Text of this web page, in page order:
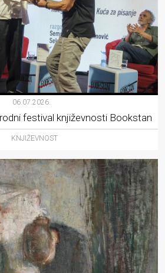
06.07.2026.
festival književnosti Bookstan
KNJIŽEVNOST